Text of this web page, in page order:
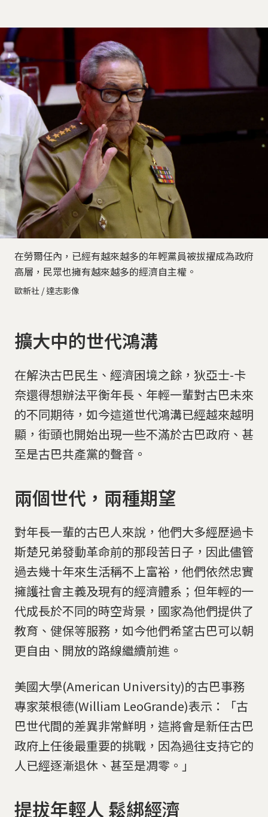
在勞爾任內，已經有越來越多的年輕黨員被拔擢成為政府
高層，民眾也擁有越來越多的經濟自主權。
歐新社 / 達志影像
擴大中的世代鴻溝
在解決古巴民生、經濟困境之餘，狄亞士-卡
奈還得想辦法平衡年長、年輕一輩對古巴未來
的不同期待，如今這道世代鴻溝已經越來越明
顯，街頭也開始出現一些不滿於古巴政府、甚
至是古巴共產黨的聲音。
兩個世代，兩種期望
對年長一輩的古巴人來說，他們大多經歷過卡
斯楚兄弟發動革命前的那段苦日子，因此儘管
過去幾十年來生活稱不上富裕，他們依然忠實
擁護社會主義及現有的經濟體系；但年輕的一
代成長於不同的時空背景，國家為他們提供了
教育、健保等服務，如今他們希望古巴可以朝
更自由、開放的路線繼續前進。
美國大學(American University)的古巴事務
專家萊根德(William LeoGrande)表示：「古
巴世代間的差異非常鮮明，這將會是新任古巴
政府上任後最重要的挑戰，因為過往支持它的
人已經逐漸退休、甚至是凋零。」
提拔年輕人 鬆綁經濟